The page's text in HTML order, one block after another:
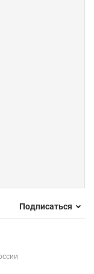
Подписаться